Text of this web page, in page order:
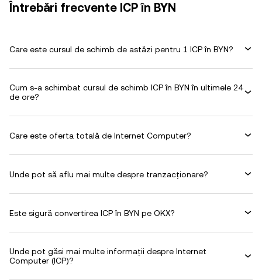
Întrebări frecvente ICP în BYN
Care este cursul de schimb de astăzi pentru 1 ICP în BYN?
Cum s-a schimbat cursul de schimb ICP în BYN în ultimele 24
de ore?
Care este oferta totală de Internet Computer?
Unde pot să aflu mai multe despre tranzacționare?
Este sigură convertirea ICP în BYN pe OKX?
Unde pot găsi mai multe informații despre Internet
Computer (ICP)?